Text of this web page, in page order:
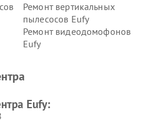
Ремонт вертикальных
пылесосов Eufy
Ремонт видеодомофонов
Eufy
Eufy: